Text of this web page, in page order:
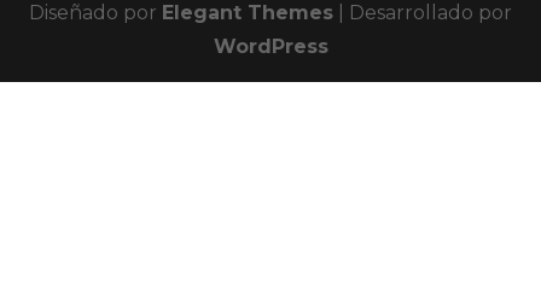
Diseñado por Elegant Themes | Desarrollado por
WordPress